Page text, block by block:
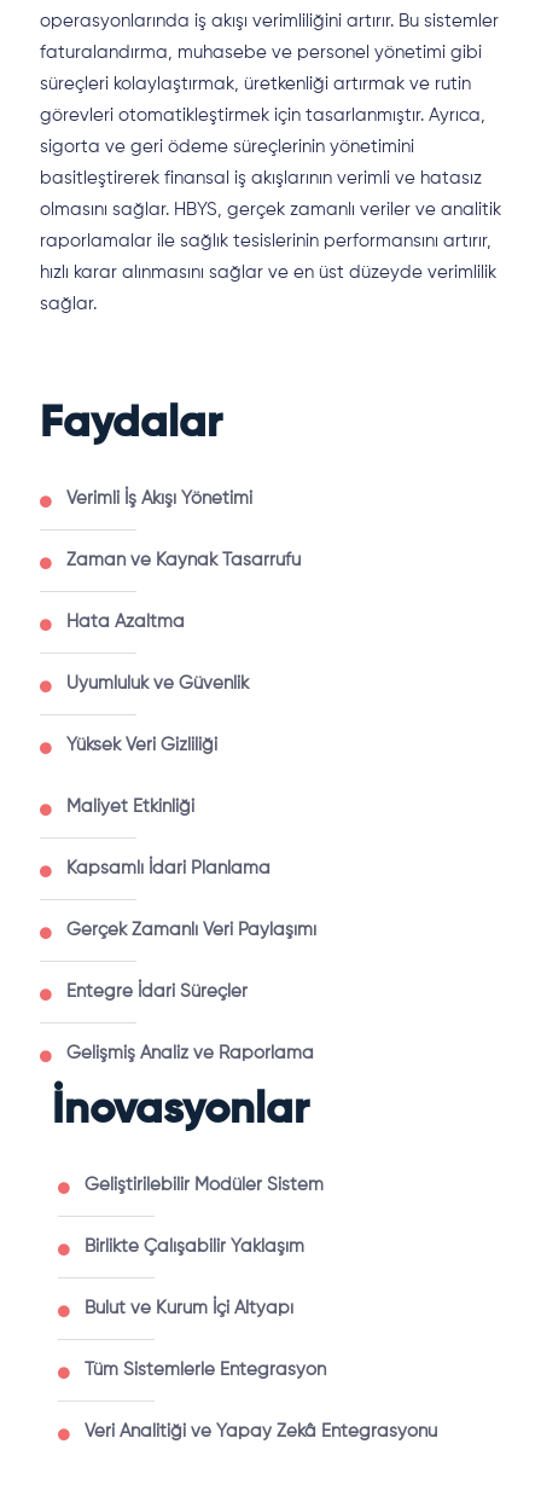
operasyonlarında iş akışı verimliliğini artırır. Bu sistemler
faturalandırma, muhasebe ve personel yönetimi gibi
süreçleri kolaylaştırmak, üretkenliği artırmak ve rutin
görevleri otomatikleştirmek için tasarlanmıştır. Ayrıca,
sigorta ve geri ödeme süreçlerinin yönetimini
basitleştirerek finansal iş akışlarının verimli ve hatasız
olmasını sağlar. HBYS, gerçek zamanlı veriler ve analitik
raporlamalar ile sağlık tesislerinin performansını artırır,
hızlı karar alınmasını sağlar ve en üst düzeyde verimlilik
sağlar.
Faydalar
Verimli İş Akışı Yönetimi
Zaman ve Kaynak Tasarrufu
Hata Azaltma
Uyumluluk ve Güvenlik
Yüksek Veri Gizliliği
Maliyet Etkinliği
Kapsamlı İdari Planlama
Gerçek Zamanlı Veri Paylaşımı
Entegre İdari Süreçler
Gelişmiş Analiz ve Raporlama
İnovasyonlar
Geliştirilebilir Modüler Sistem
Birlikte Çalışabilir Yaklaşım
Bulut ve Kurum İçi Altyapı
Tüm Sistemlerle Entegrasyon
Veri Analitiği ve Yapay Zekâ Entegrasyonu